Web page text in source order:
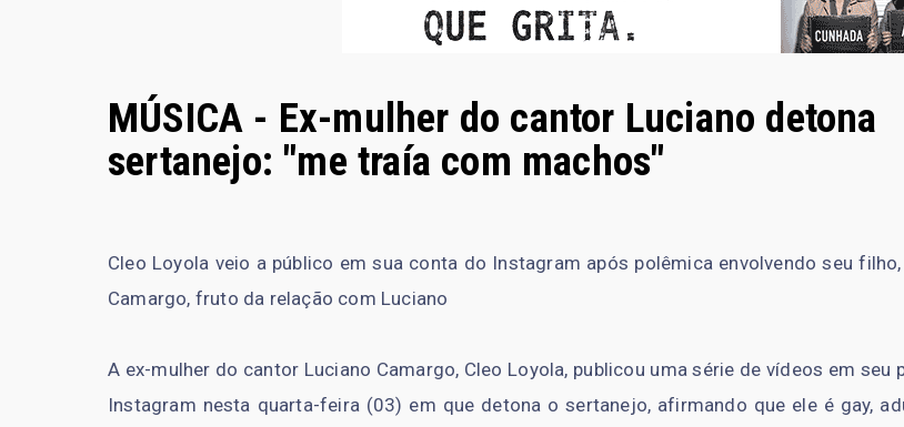
MÚSICA - Ex-mulher do cantor Luciano detona
sertanejo: "me traía com machos"
Cleo Loyola veio a público em sua conta do Instagram após polêmica envolvendo seu
Camargo, fruto da relação com Luciano
A ex-mulher do cantor Luciano Camargo, Cleo Loyola, publicou uma série de vídeos em seu
Instagram nesta quarta-feira (03) em que detona o sertanejo, afirmando que ele é gay,